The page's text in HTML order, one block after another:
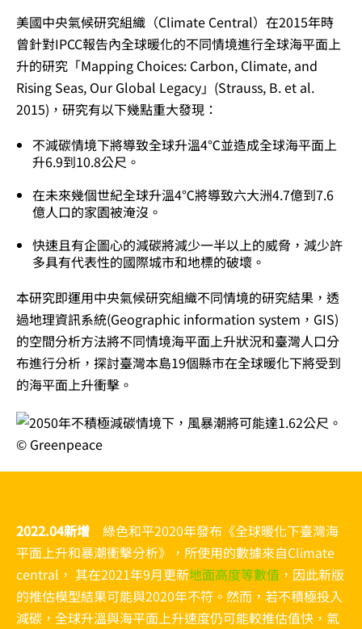
美國中央氣候研究組織（Climate Central）在2015年時
曾針對IPCC報告內全球暖化的不同情境進行全球海平面上
升的研究「Mapping Choices: Carbon, Climate, and
Rising Seas, Our Global Legacy」(Strauss, B. et al.
2015)，研究有以下幾點重大發現：
不減碳情境下將導致全球升溫4℃並造成全球海平面上
升6.9到10.8公尺。
在未來幾個世紀全球升溫4℃將導致六大洲4.7億到7.6
億人口的家園被淹沒。
快速且有企圖心的減碳將減少一半以上的威脅，減少許
多具有代表性的國際城市和地標的破壞。
本研究即運用中央氣候研究組織不同情境的研究結果，透
過地理資訊系統(Geographic information system，GIS)
的空間分析方法將不同情境海平面上升狀況和臺灣人口分
布進行分析，探討臺灣本島19個縣市在全球暖化下將受到
的海平面上升衝擊。
2022.04新增 綠色和平2020年發布《全球暖化下臺灣海
平面上升和暴潮衝擊分析》，所使用的數據來自Climate
central， 其在2021年9月更新地面高度等數值 ，因此新版
的推估模型結果可能與2020年不符。然而，若不積極投入
減碳，全球升溫與海平面上升速度仍可能較推估值快，氣